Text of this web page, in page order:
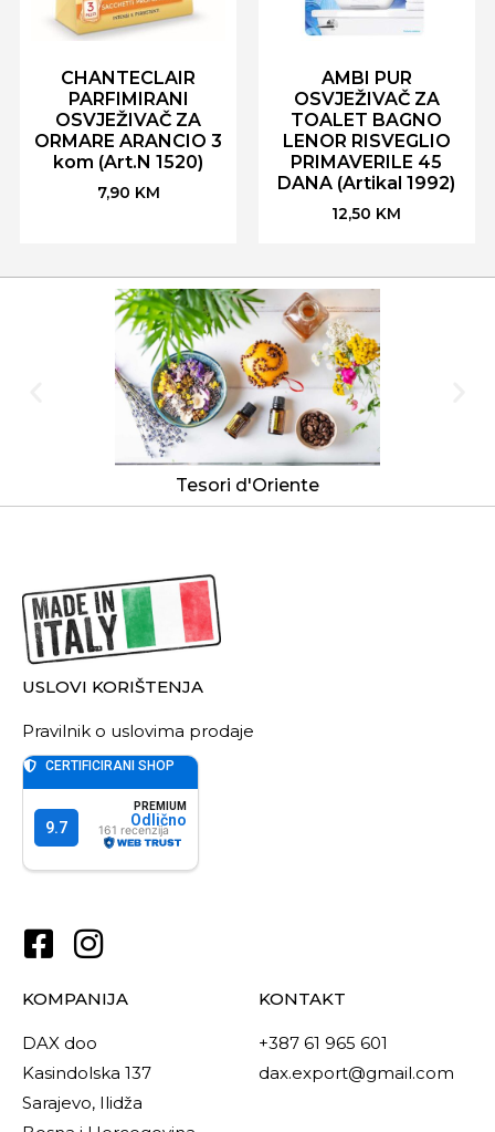
CHANTECLAIR
PARFIMIRANI
OSVJEŽIVAČ ZA
ORMARE ARANCIO 3
kom (Art.N 1520)
7,90 KM
AMBI PUR
OSVJEŽIVAČ ZA
TOALET BAGNO
LENOR RISVEGLIO
PRIMAVERILE 45
DANA (Artikal 1992)
12,50 KM
Tesori d'Oriente
USLOVI KORIŠTENJA
Pravilnik o uslovima prodaje
KOMPANIJA
DAX doo
Kasindolska 137
Sarajevo, Ilidža
KONTAKT
+387 61 965 601
dax.export@gmail.com